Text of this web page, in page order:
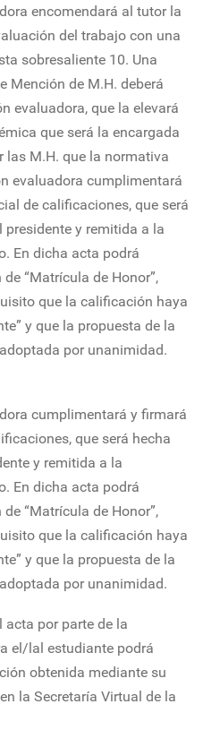
encomendará al tutor la
del trabajo con una
sobresaliente 10. Una
Mención de M.H. deberá
evaluadora, que la elevará
que será la encargada
las M.H. que la normativa
evaluadora cumplimentará
de calificaciones, que será
presidente y remitida a la
En dicha acta podrá
“Matrícula de Honor”,
que la calificación haya
y que la propuesta de la
por unanimidad.
cumplimentará y firmará
que será hecha
y remitida a la
En dicha acta podrá
“Matrícula de Honor”,
que la calificación haya
y que la propuesta de la
por unanimidad.
acta por parte de la
el/lal estudiante podrá
obtenida mediante su
la Secretaría Virtual de la